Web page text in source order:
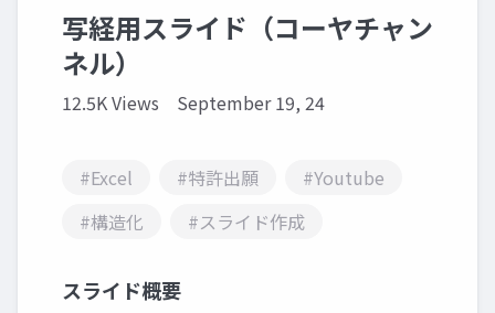
写経用スライド（コーヤチャン
ネル）
12.5K Views September 19, 24
#Excel #特許出願
#Youtube
#構造化
#スライド作成
スライド概要